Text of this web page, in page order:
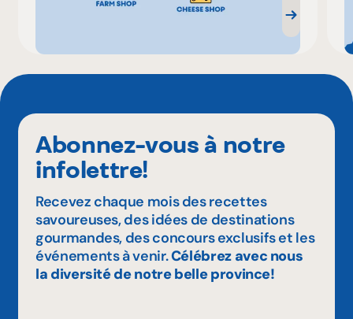
Abonnez-vous à notre
infolettre!
Recevez chaque mois des recettes
savoureuses, des idées de destinations
gourmandes, des concours exclusifs et les
événements à venir.Célébrez avec nous
la diversité de notre belle province!